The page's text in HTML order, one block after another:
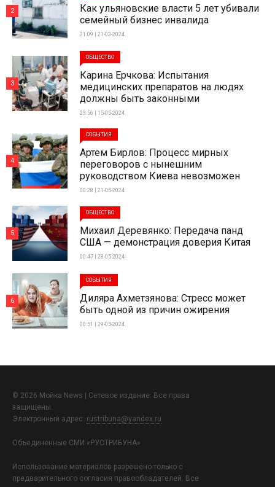
Как ульяновские власти 5 лет убивали
семейный бизнес инвалида
21:09 | 21-03-2024
2
ОБЩЕСТВО
Карина Ерчкова: Испытания
медицинских препаратов на людях
должны быть законными
23:56 | 15-05-2024
3
СОБЫТИЯ
Артем Бирлов: Процесс мирных
переговоров с нынешним
руководством Киева невозможен
00:28 | 21-05-2024
4
ОБЩЕСТВО
Михаил Деревянко: Передача панд
США — демонстрация доверия Китая
00:47 | 28-05-2024
5
СОБЫТИЯ
Диляра Ахметзянова: Стресс может
быть одной из причин ожирения
00:51 | 29-05-2024
6
© 2026 Мойка News | Сетевое издание. Все права
защищены.
Электронный адрес: rustribuna@yandex.ru
Объединенные СМИ «РУСТРИБУНА»
Использование материалов разрешено только с
предварительного согласия правообладателей. Все